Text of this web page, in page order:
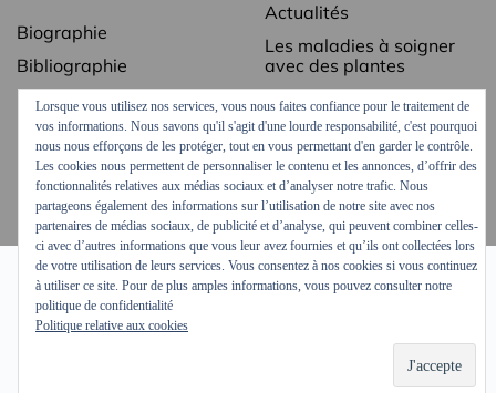
Biographie
Bibliographie
Revue de presse
Contact
Mentions légales
Actualités
Les maladies à soigner
avec des plantes
Les secrets des plantes
médicinales
Ordonnances vertes
Podcasts et vidéos
Lorsque vous utilisez nos services, vous nous faites confiance pour le traitement de
vos informations. Nous savons qu'il s'agit d'une lourde responsabilité, c'est pourquoi
nous nous efforçons de les protéger, tout en vous permettant d'en garder le contrôle.
Les cookies nous permettent de personnaliser le contenu et les annonces, d’offrir des
fonctionnalités relatives aux médias sociaux et d’analyser notre trafic. Nous
partageons également des informations sur l’utilisation de notre site avec nos
partenaires de médias sociaux, de publicité et d’analyse, qui peuvent combiner celles-
ci avec d’autres informations que vous leur avez fournies et qu’ils ont collectées lors
de votre utilisation de leurs services. Vous consentez à nos cookies si vous continuez
à utiliser ce site. Pour de plus amples informations, vous pouvez consulter notre
politique de confidentialité
Politique relative aux cookies